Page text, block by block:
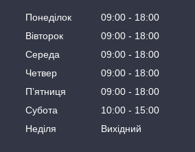
Понеділок 09:00
18:00
Вівторок
09:00
18:00
Середа
09:00
18:00
Четвер
09:00
18:00
Пʼятниця
09:00
18:00
Субота
10:00
15:00
Неділя
Вихідний